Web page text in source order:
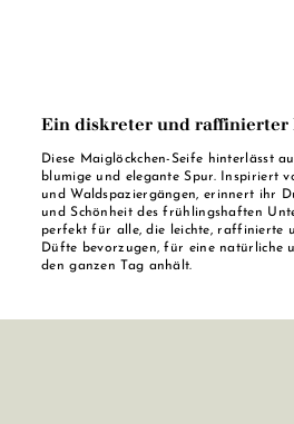
Ein diskreter und raffinierter
Diese Maiglöckchen-Seife hinterlässt
blumige und elegante Spur. Inspiriert
und Waldspaziergängen, erinnert ihr
und Schönheit des frühlingshaften
perfekt für alle, die leichte, raffinierte
Düfte bevorzugen, für eine natürliche
den ganzen Tag anhält.